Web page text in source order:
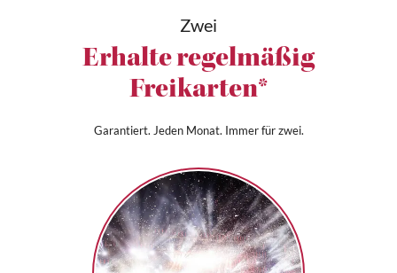
Zwei
Erhalte regelmäßig
Freikarten*
Garantiert. Jeden Monat. Immer für zwei.